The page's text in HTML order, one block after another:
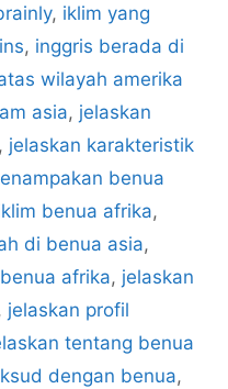
, iklim yang
, inggris berada di
wilayah amerika
asia, jelaskan
, jelaskan karakteristik
benua
benua afrika,
di benua asia,
afrika, jelaskan
, jelaskan profil
tentang benua
dengan benua,